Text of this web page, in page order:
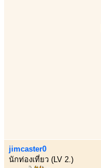
jimcaster0
นักท่องเที่ยว (LV 2.)